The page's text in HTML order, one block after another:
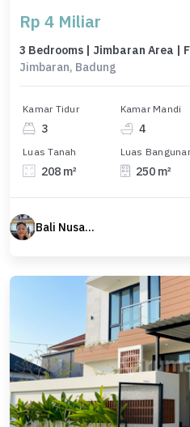
Rp 4 Miliar
Jimbaran, Badung
Kamar Tidur
3
Kamar Mandi
4
Luas Tanah
208 m²
Luas
250 m²
Bali Nusantara Travel